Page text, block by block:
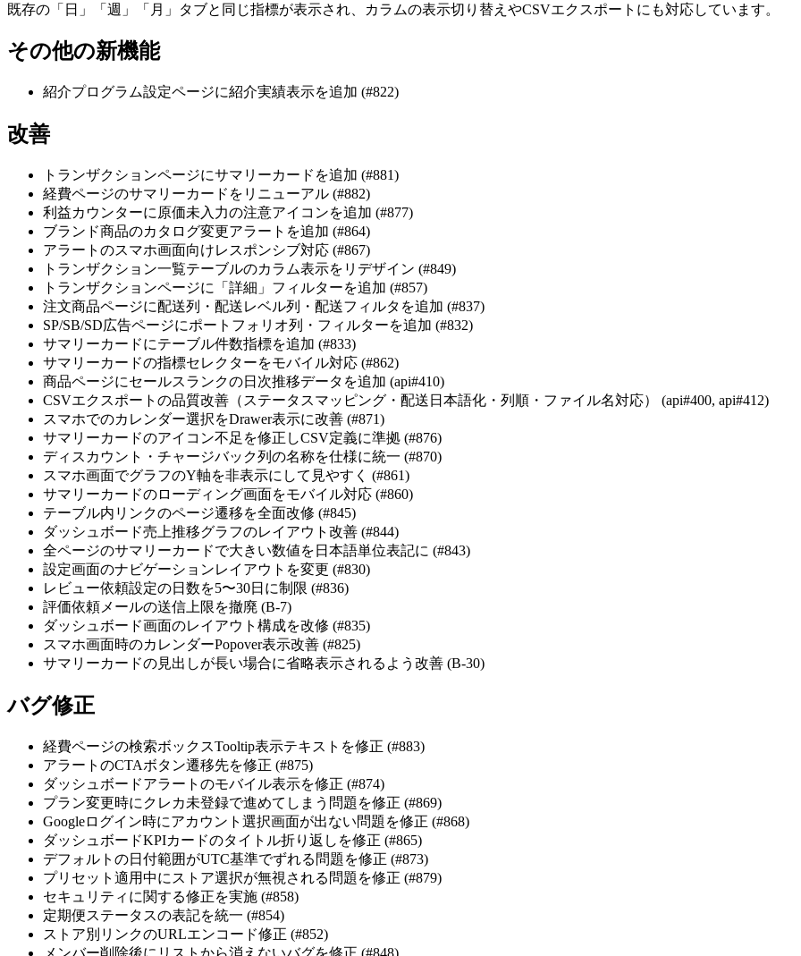
既存の「日」「週」「月」タブと同じ指標が表示され、カラムの表示切り替えやCSVエクスポートにも対応しています。
その他の新機能
紹介プログラム設定ページに紹介実績表示を追加 (#822)
改善
トランザクションページにサマリーカードを追加 (#881)
経費ページのサマリーカードをリニューアル (#882)
利益カウンターに原価未入力の注意アイコンを追加 (#877)
ブランド商品のカタログ変更アラートを追加 (#864)
アラートのスマホ画面向けレスポンシブ対応 (#867)
トランザクション一覧テーブルのカラム表示をリデザイン (#849)
トランザクションページに「詳細」フィルターを追加 (#857)
注文商品ページに配送列・配送レベル列・配送フィルタを追加 (#837)
SP/SB/SD広告ページにポートフォリオ列・フィルターを追加 (#832)
サマリーカードにテーブル件数指標を追加 (#833)
サマリーカードの指標セレクターをモバイル対応 (#862)
商品ページにセールスランクの日次推移データを追加 (api#410)
CSVエクスポートの品質改善（ステータスマッピング・配送日本語化・列順・ファイル名対応） (api#400, api#412)
スマホでのカレンダー選択をDrawer表示に改善 (#871)
サマリーカードのアイコン不足を修正しCSV定義に準拠 (#876)
ディスカウント・チャージバック列の名称を仕様に統一 (#870)
スマホ画面でグラフのY軸を非表示にして見やすく (#861)
サマリーカードのローディング画面をモバイル対応 (#860)
テーブル内リンクのページ遷移を全面改修 (#845)
ダッシュボード売上推移グラフのレイアウト改善 (#844)
全ページのサマリーカードで大きい数値を日本語単位表記に (#843)
設定画面のナビゲーションレイアウトを変更 (#830)
レビュー依頼設定の日数を5〜30日に制限 (#836)
評価依頼メールの送信上限を撤廃 (B-7)
ダッシュボード画面のレイアウト構成を改修 (#835)
スマホ画面時のカレンダーPopover表示改善 (#825)
サマリーカードの見出しが長い場合に省略表示されるよう改善 (B-30)
バグ修正
経費ページの検索ボックスTooltip表示テキストを修正 (#883)
アラートのCTAボタン遷移先を修正 (#875)
ダッシュボードアラートのモバイル表示を修正 (#874)
プラン変更時にクレカ未登録で進めてしまう問題を修正 (#869)
Googleログイン時にアカウント選択画面が出ない問題を修正 (#868)
ダッシュボードKPIカードのタイトル折り返しを修正 (#865)
デフォルトの日付範囲がUTC基準でずれる問題を修正 (#873)
プリセット適用中にストア選択が無視される問題を修正 (#879)
セキュリティに関する修正を実施 (#858)
定期便ステータスの表記を統一 (#854)
ストア別リンクのURLエンコード修正 (#852)
メンバー削除後にリストから消えないバグを修正 (#848)